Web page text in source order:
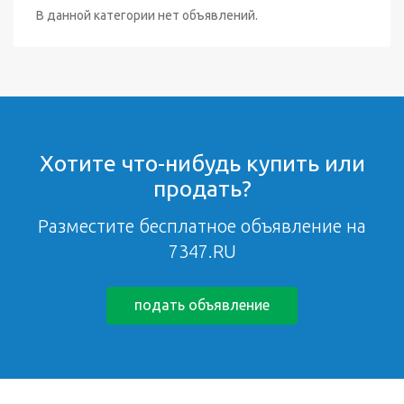
В данной категории нет объявлений.
Хотите что-нибудь купить или
продать?
Разместите бесплатное объявление на
7347.RU
подать объявление